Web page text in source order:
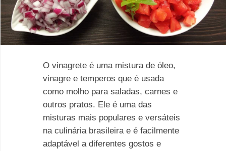
O vinagrete é uma mistura de óleo,
vinagre e temperos que é usada
como molho para saladas, carnes e
outros pratos. Ele é uma das
misturas mais populares e versáteis
na culinária brasileira e é facilmente
adaptável a diferentes gostos e